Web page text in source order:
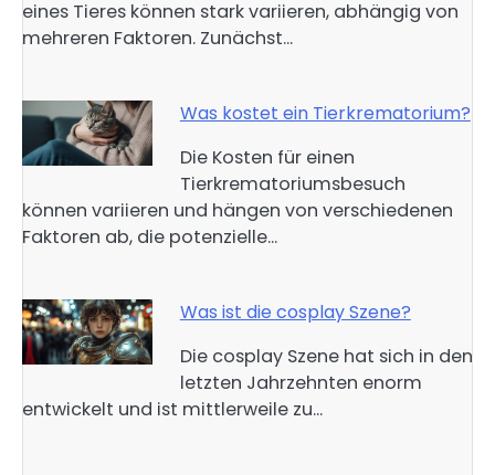
eines Tieres können stark variieren, abhängig von
mehreren Faktoren. Zunächst…
Was kostet ein Tierkrematorium?
Die Kosten für einen
Tierkrematoriumsbesuch
können variieren und hängen von verschiedenen
Faktoren ab, die potenzielle…
Was ist die cosplay Szene?
Die cosplay Szene hat sich in den
letzten Jahrzehnten enorm
entwickelt und ist mittlerweile zu…